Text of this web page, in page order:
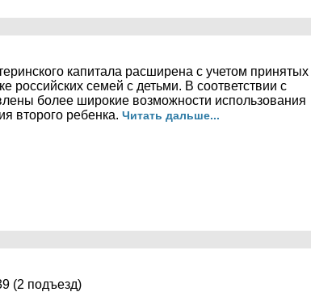
капитала расширена с учетом принятых
семей с детьми. В соответствии с
более широкие возможности использования
второго ребенка. Читать дальше...
(2 подъезд)